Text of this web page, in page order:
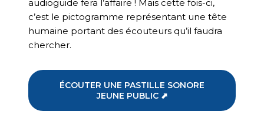
audioguide fera l’affaire ! Mais cette fois-ci,
c’est le pictogramme représentant une tête
humaine portant des écouteurs qu’il faudra
chercher.
ÉCOUTER UNE PASTILLE SONORE
JEUNE PUBLIC ⬈